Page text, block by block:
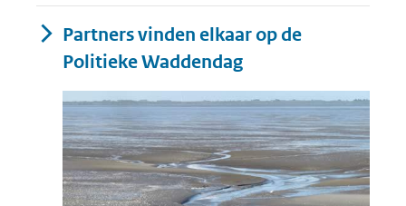
Partners vinden elkaar op de
Politieke Waddendag